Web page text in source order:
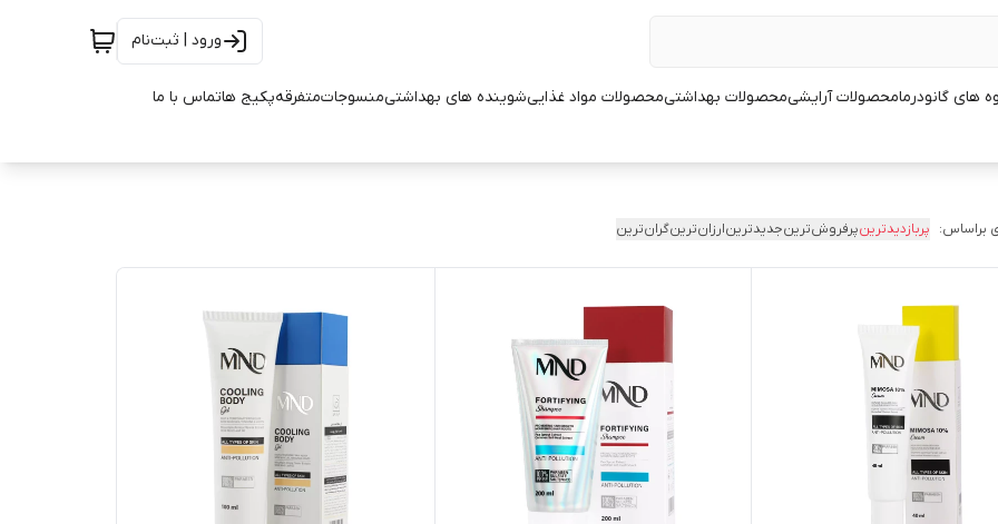
ورود | ثبت‌نام
های گانودرمامحصولات آرایشیمحصولات بهداشتیمحصولات مواد غذاییشوینده های بهداشتیمنسوجاتمتفرقهپکیج هاتماس با ما
براساس: پربازدیدترینپرفروش‌ترینجدیدترینارزان‌ترینگران‌ترین